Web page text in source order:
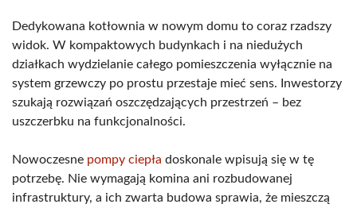
Dedykowana kotłownia w nowym domu to coraz rzadszy
widok. W kompaktowych budynkach i na niedużych
działkach wydzielanie całego pomieszczenia wyłącznie na
system grzewczy po prostu przestaje mieć sens. Inwestorzy
szukają rozwiązań oszczędzających przestrzeń – bez
uszczerbku na funkcjonalności.
Nowoczesne pompy ciepła doskonale wpisują się w tę
potrzebę. Nie wymagają komina ani rozbudowanej
infrastruktury, a ich zwarta budowa sprawia, że mieszczą